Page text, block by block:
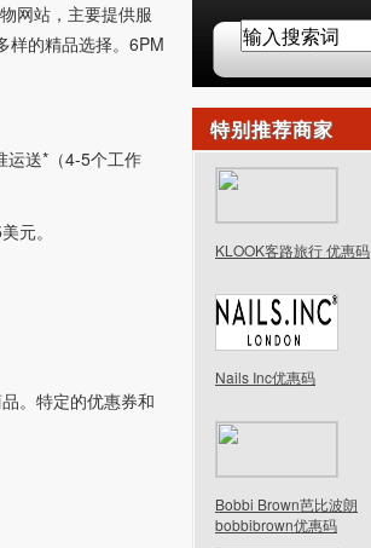
网站，主要提供服
样的精品选择。6PM
运送*（4-5个工作
元。
。特定的优惠券和
特别推荐商家
KLOOK客路旅行 优惠码
Nails Inc优惠码
Bobbi Brown芭比波朗
bobbibrown优惠码